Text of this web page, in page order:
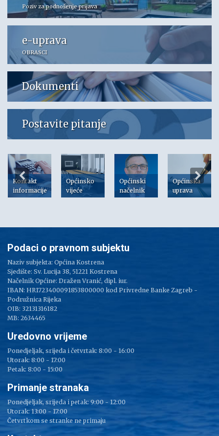
Poziv za podnošenje prijava
e-uprava
OBRASCI
Dokumenti
Postavite pitanje
Kontakt
informacije
Općinsko
vijeće
Općinski
načelnik
Općinska
uprava
Podaci o pravnom subjektu
Naziv subjekta: Općina Kostrena
Sjedište: Sv. Lucija 38, 51221 Kostrena
Načelnik Općine: Dražen Vranić, dipl. iur.
IBAN: HR1723400091853800000 kod Privredne Banke Zagreb -
Podružnica Rijeka
OIB: 32131316182
MB: 2634465
Uredovno vrijeme
Ponedjeljak, srijeda i četvrtak: 8:00 - 16:00
Utorak: 8:00 - 17:00
Petak: 8:00 - 15:00
Primanje stranaka
Ponedjeljak, srijeda i petak: 9:00 - 12:00
Utorak: 13:00 - 17:00
Četvrtkom se stranke ne primaju